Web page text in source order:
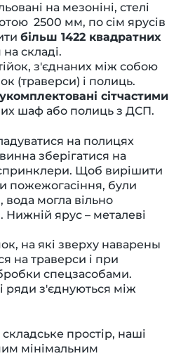
на мезоніні, стелі
2500 мм, по сім ярусів
більш 1422 квадратних
складі.
з'єднаних між собою
(траверси) і полиць.
укомплектовані сітчастими
шаф або полиць з ДСП.
на полицях
зберігатися на
Щоб вирішити
пожежогасіння, були
вода могла вільно
Нижній ярус – металеві
на які зверху наварены
на траверси і при
спецзасобами.
ряди з'єднуються між
простір, наші
мінімальним